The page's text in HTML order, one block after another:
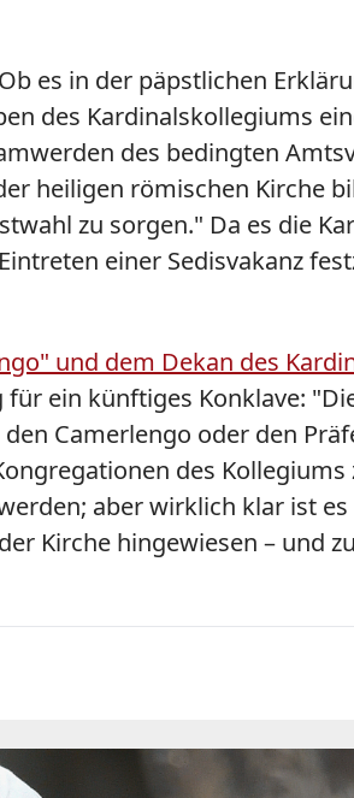
es in der päpstlichen
des Kardinalskollegiums
des bedingten
heiligen römischen Kirche
zu sorgen." Da es die
einer Sedisvakanz
und dem Dekan des
ein künftiges Konklave:
Camerlengo oder den
des
aber wirklich klar ist
Kirche hingewiesen – und